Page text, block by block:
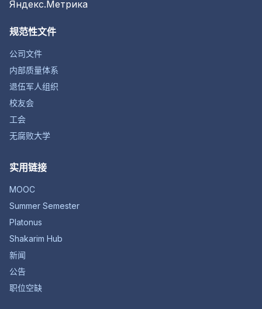
规范性文件
公司文件
内部质量体系
退伍军人组织
校友会
工会
无腐败大学
实用链接
MOOC
Summer Semester
Platonus
Shakarim Hub
新闻
公告
职位空缺